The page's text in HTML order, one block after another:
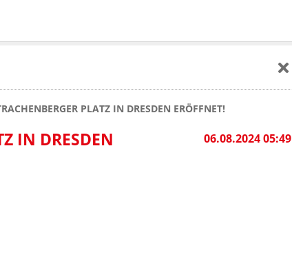
PLATZ IN DRESDEN ERÖFFNET!
06.08.2024 05:49
IN DRESDEN